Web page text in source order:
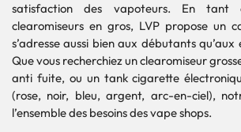
satisfaction des vapoteurs. En tant
clearomiseurs en gros, LVP propose un
s’adresse aussi bien aux débutants
Que vous recherchiez un clearomiseur
anti fuite, ou un tank cigarette
(rose, noir, bleu, argent, arc-en-ciel),
l’ensemble des besoins des vape shops.